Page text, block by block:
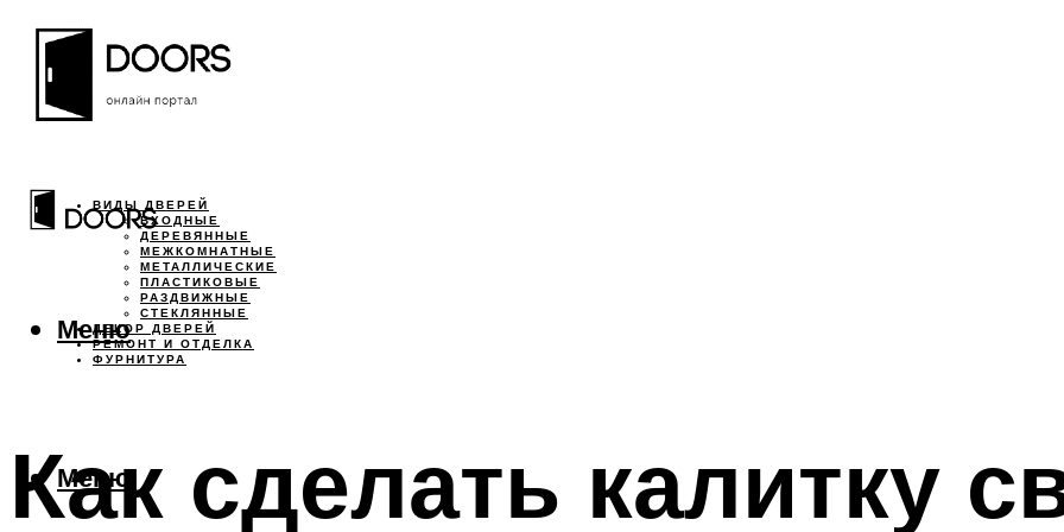
ВИДЫ ДВЕРЕЙ
ВХОДНЫЕ
ДЕРЕВЯННЫЕ
МЕЖКОМНАТНЫЕ
МЕТАЛЛИЧЕСКИЕ
ПЛАСТИКОВЫЕ
РАЗДВИЖНЫЕ
СТЕКЛЯННЫЕ
ДЕКОР ДВЕРЕЙ
РЕМОНТ И ОТДЕЛКА
ФУРНИТУРА
Меню
Меню
Как сделать калитку